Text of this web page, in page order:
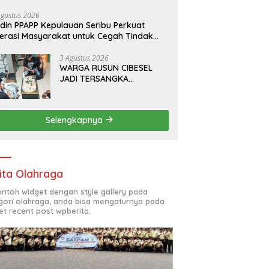
dan Direktorat Bhabinkamtibmas
Metro Jaya*
2026
PPAPP Kepulauan Seribu Perkuat
Masyarakat untuk Cegah Tindak
3 Agustus 2026
WARGA RUSUN CIBESEL
JADI TERSANGKA
Selengkapnya
Olahraga
widget dengan style gallery pada
olahraga, anda bisa mengaturnya pada
recent post wpberita.